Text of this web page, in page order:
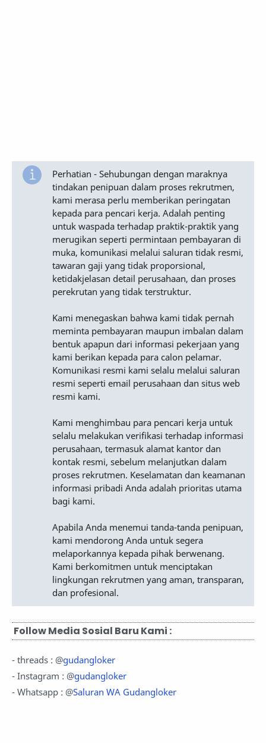
Perhatian - Sehubungan dengan maraknya
tindakan penipuan dalam proses rekrutmen,
kami merasa perlu memberikan peringatan
kepada para pencari kerja. Adalah penting
untuk waspada terhadap praktik-praktik yang
merugikan seperti permintaan pembayaran di
muka, komunikasi melalui saluran tidak resmi,
tawaran gaji yang tidak proporsional,
ketidakjelasan detail perusahaan, dan proses
perekrutan yang tidak terstruktur.
Kami menegaskan bahwa kami tidak pernah
meminta pembayaran maupun imbalan dalam
bentuk apapun dari informasi pekerjaan yang
kami berikan kepada para calon pelamar.
Komunikasi resmi kami selalu melalui saluran
resmi seperti email perusahaan dan situs web
resmi kami.
Kami menghimbau para pencari kerja untuk
selalu melakukan verifikasi terhadap informasi
perusahaan, termasuk alamat kantor dan
kontak resmi, sebelum melanjutkan dalam
proses rekrutmen. Keselamatan dan keamanan
informasi pribadi Anda adalah prioritas utama
bagi kami.
Apabila Anda menemui tanda-tanda penipuan,
kami mendorong Anda untuk segera
melaporkannya kepada pihak berwenang.
Kami berkomitmen untuk menciptakan
lingkungan rekrutmen yang aman, transparan,
dan profesional.
Follow Media Sosial Baru Kami :
- threads : @gudangloker
- Instagram : @gudangloker
- Whatsapp : @Saluran WA Gudangloker